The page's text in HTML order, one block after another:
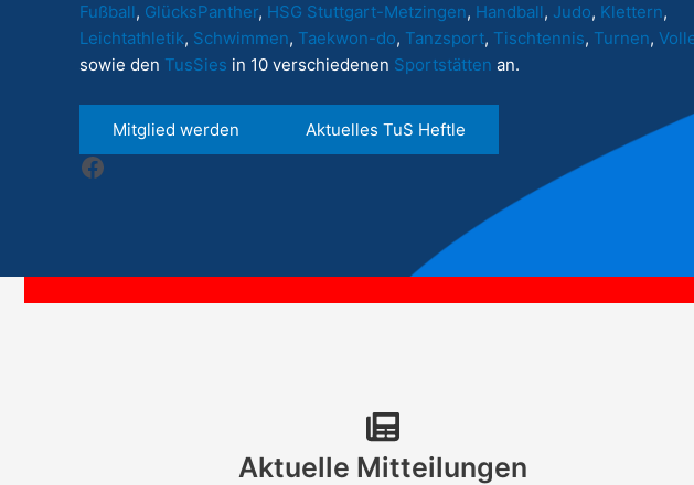
Fußball, GlücksPanther, HSG Stuttgart-Metzingen, Handball, Judo, Klettern,
Leichtathletik, Schwimmen, Taekwon-do, Tanzsport, Tischtennis, Turnen,
sowie den TusSies in 10 verschiedenen Sportstätten an.
Mitglied werden Aktuelles TuS Heftle
Facebook
Aktuelle Mitteilungen